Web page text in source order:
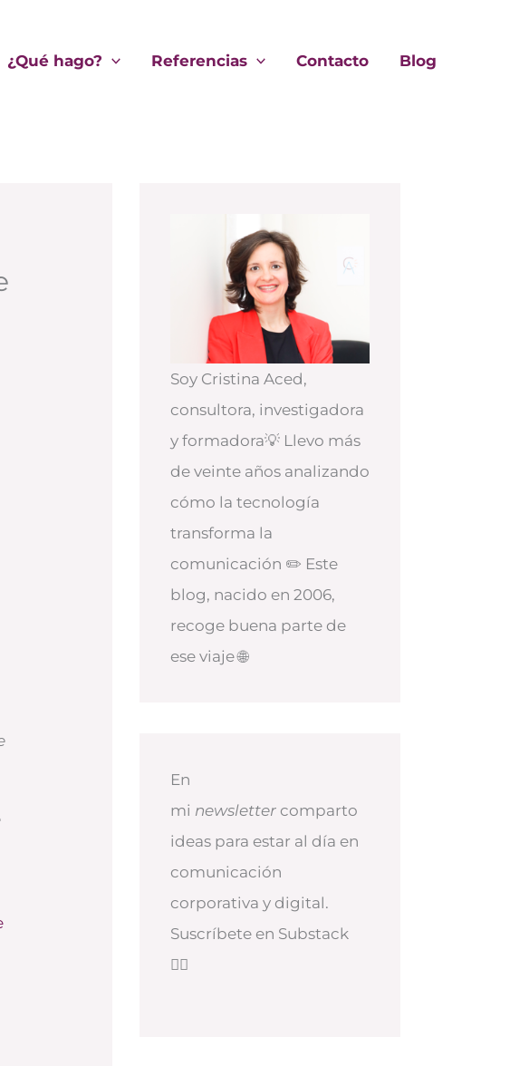
¿Qué hago? Referencias Contacto Blog
Soy Cristina Aced,
consultora, investigadora
y formadora💡 Llevo más
de veinte años analizando
cómo la tecnología
transforma la
comunicación ✏️ Este
blog, nacido en 2006,
recoge buena parte de
ese viaje 🌐
En
mi newsletter comparto
ideas para estar al día en
comunicación
corporativa y digital.
Suscríbete en Substack
👇🏻